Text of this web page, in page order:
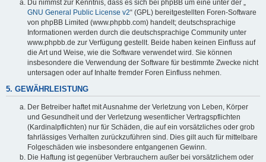
Du nimmst zur Kenntnis, dass es sich bei phpBB um eine unter der „
GNU General Public License v2“ (GPL) bereitgestellten Foren-Software
von phpBB Limited (www.phpbb.com) handelt; deutschsprachige
Informationen werden durch die deutschsprachige Community unter
www.phpbb.de zur Verfügung gestellt. Beide haben keinen Einfluss auf
die Art und Weise, wie die Software verwendet wird. Sie können
insbesondere die Verwendung der Software für bestimmte Zwecke nicht
untersagen oder auf Inhalte fremder Foren Einfluss nehmen.
5. GEWÄHRLEISTUNG
Der Betreiber haftet mit Ausnahme der Verletzung von Leben, Körper
und Gesundheit und der Verletzung wesentlicher Vertragspflichten
(Kardinalpflichten) nur für Schäden, die auf ein vorsätzliches oder grob
fahrlässiges Verhalten zurückzuführen sind. Dies gilt auch für mittelbare
Folgeschäden wie insbesondere entgangenen Gewinn.
Die Haftung ist gegenüber Verbrauchern außer bei vorsätzlichem oder